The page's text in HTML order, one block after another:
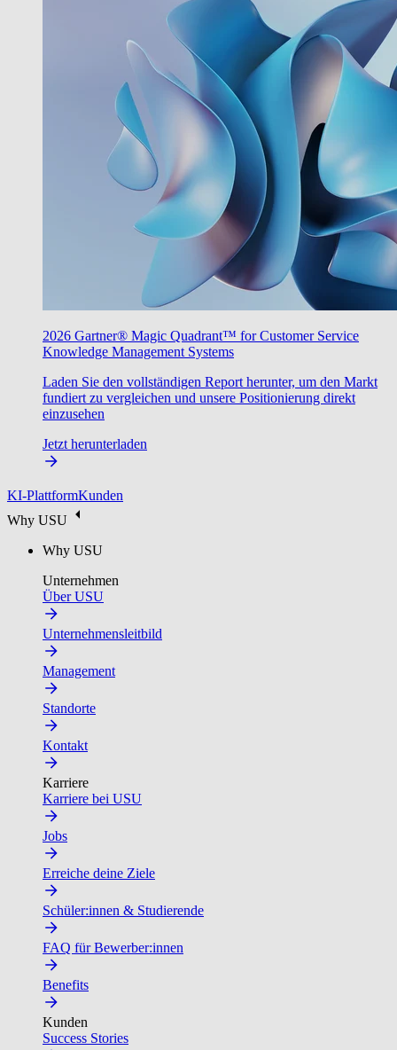
2026 Gartner® Magic Quadrant™ for Customer Service
Knowledge Management Systems
Laden Sie den vollständigen Report herunter, um den Markt
fundiert zu vergleichen und unsere Positionierung direkt
einzusehen
Jetzt herunterladen
KI-PlattformKunden
Why USU
Why USU
Unternehmen
Über USU
Unternehmensleitbild
Management
Standorte
Kontakt
Karriere
Karriere bei USU
Jobs
Erreiche deine Ziele
Schüler:innen & Studierende
FAQ für Bewerber:innen
Benefits
Kunden
Success Stories